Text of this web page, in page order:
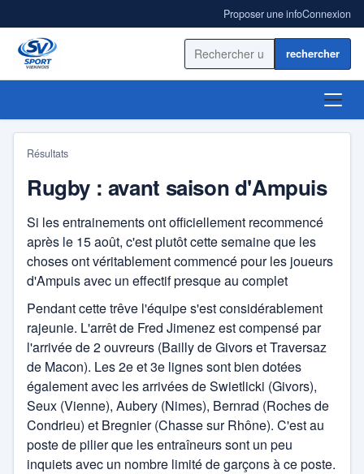
Proposer une infoConnexion
Rechercher sur le site
ACCUEIL
ACTUALITÉ
RÉSULTATS
BLOGS SPORT
Résultats
Rugby : avant saison d'Ampuis
Si les entrainements ont officiellement recommencé
après le 15 août, c'est plutôt cette semaine que les
choses ont véritablement commencé pour les joueurs
d'Ampuis avec un effectif presque au complet
Pendant cette trêve l'équipe s'est considérablement
rajeunie. L'arrêt de Fred Jimenez est compensé par
l'arrivée de 2 ouvreurs (Bailly de Givors et Traversaz
de Macon). Les 2e et 3e lignes sont bien dotées
également avec les arrivées de Swietlicki (Givors),
Seux (Vienne), Aubery (Nimes), Bernrad (Roches de
Condrieu) et Bregnier (Chasse sur Rhône). C'est au
poste de pilier que les entraîneurs sont un peu
inquiets avec un nombre limité de garçons à ce poste.